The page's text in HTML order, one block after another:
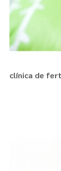
clínica de